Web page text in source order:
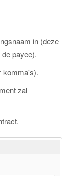
in (deze
payee).
komma's).
zal